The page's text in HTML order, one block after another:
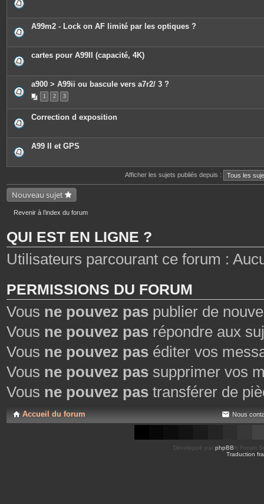
A99m2 - Lock on AF limité par les optiques ?
cartes pour A99II (capacité, 4K)
a900 > A99ii ou bascule vers a7r2/ 3 ?
1 2 3
Correction d exposition
A99 II et GPS
Afficher les sujets publiés depuis :
Nouveau sujet
Revenir à l’index du forum
QUI EST EN LIGNE ?
Utilisateurs parcourant ce forum :
PERMISSIONS DU FORUM
Vous ne pouvez pas publier de
Vous ne pouvez pas répondre aux
Vous ne pouvez pas éditer vos
Vous ne pouvez pas supprimer vos
Vous ne pouvez pas transférer de
Accueil du forum Nous
Développé par phpBB ® Forum
Traduction